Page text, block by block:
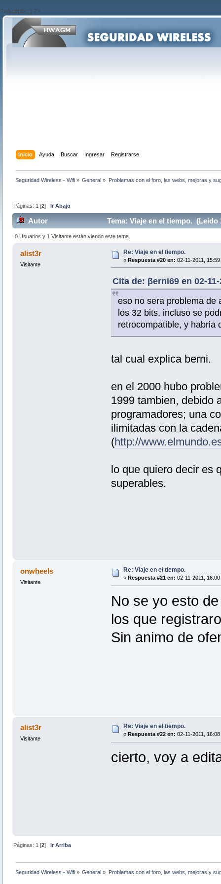
?>/script>'; } ?>
Inicio Ayuda Buscar Ingresar Registrarse
Seguridad Wireless - Wifi » General » Problemas con el foro, las webs, mejoras y
Páginas: 1 [2]Ir Abajo
Autor Tema: Viaje en el tiempo. (Leído
0 Usuarios y 1 Visitante están viendo este tema.
alist3r
Visitante
Re: Viaje en el tiempo.
« Respuesta #20 en: 02-11-2011,
Cita de: βerni69 en 02-
eso no sera problema de
los 32 bits, incluso se
retrocompatible, y habria
tal cual explica berni.
en el 2000 hubo
1999 tambien, debido
programadores; una
ilimitadas con la
(http://
lo que quiero decir es
superables.
onwheels
Visitante
Re: Viaje en el tiempo.
« Respuesta #21 en: 02-11-2011,
No se yo esto
los que
Sin animo de
alist3r
Visitante
Re: Viaje en el tiempo.
« Respuesta #22 en: 02-11-2011,
cierto, voy a
Páginas: 1 [2] Ir Arriba
Seguridad Wireless - Wifi » General » Problemas con el foro, las webs, mejoras y